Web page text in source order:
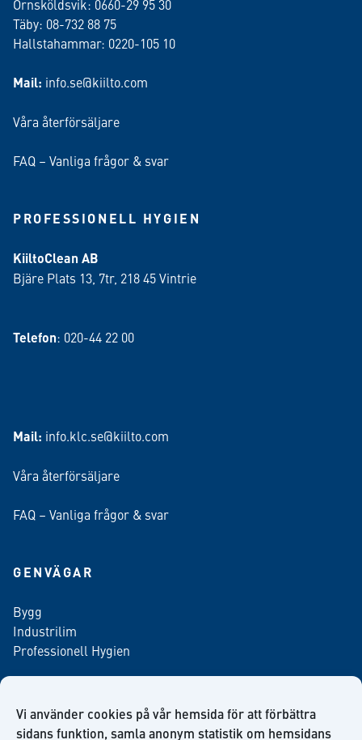
Vi använder cookies på vår hemsida för att förbättra
sidans funktion, samla anonym statistik om hemsidans
Örnsköldsvik: 0660-29 95 30
Täby: 08-732 88 75
Hallstahammar: 0220-105 10
Mail: info.se@kiilto.com
Våra återförsäljare
FAQ – Vanliga frågor & svar
PROFESSIONELL HYGIEN
KiiltoClean AB
Bjäre Plats 13, 7tr, 218 45 Vintrie
Telefon: 020-44 22 00
Mail: info.klc.se@kiilto.com
Våra återförsäljare
FAQ – Vanliga frågor & svar
GENVÄGAR
Bygg
Industrilim
Professionell Hygien
Anmäl dig till vårt nyhetsbrev